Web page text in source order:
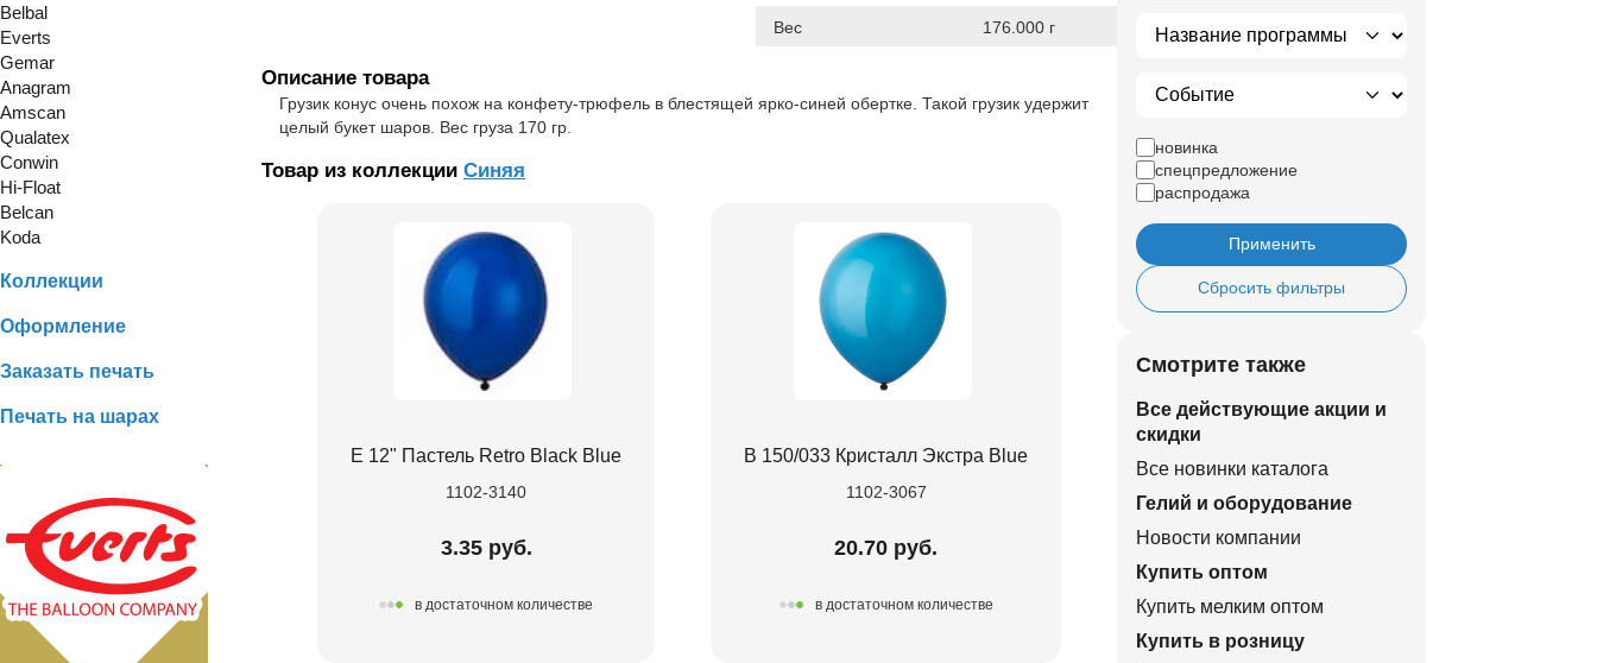
Belbal
Everts
Gemar
Anagram
Amscan
Qualatex
Conwin
Hi-Float
Belcan
Koda
Коллекции
Оформление
Заказать печать
Печать на шарах
Вес 176.000 г
Описание товара
Грузик конус очень похож на конфету-трюфель в блестящей ярко-синей обертке. Такой грузик удержит
целый букет шаров. Вес груза 170 гр.
Товар из коллекции Синяя
Е 12" Пастель Retro Black Blue
1102-3140
3.35 руб.
в достаточном количестве
В 150/033 Кристалл Экстра Blue
1102-3067
20.70 руб.
в достаточном количестве
новинка
спецпредложение
распродажа
Применить
Сбросить фильтры
Смотрите также
Все действующие акции и
скидки
Все новинки каталога
Гелий и оборудование
Новости компании
Купить оптом
Купить мелким оптом
Купить в розницу